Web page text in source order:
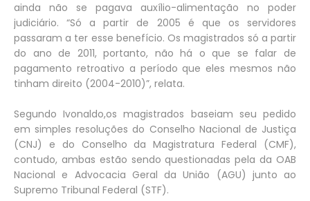
ainda não se pagava auxílio-alimentação no poder
judiciário. “Só a partir de 2005 é que os servidores
passaram a ter esse benefício. Os magistrados só a partir
do ano de 2011, portanto, não há o que se falar de
pagamento retroativo a período que eles mesmos não
tinham direito (2004-2010)”, relata.
Segundo Ivonaldo,os magistrados baseiam seu pedido
em simples resoluções do Conselho Nacional de Justiça
(CNJ) e do Conselho da Magistratura Federal (CMF),
contudo, ambas estão sendo questionadas pela da OAB
Nacional e Advocacia Geral da União (AGU) junto ao
Supremo Tribunal Federal (STF).